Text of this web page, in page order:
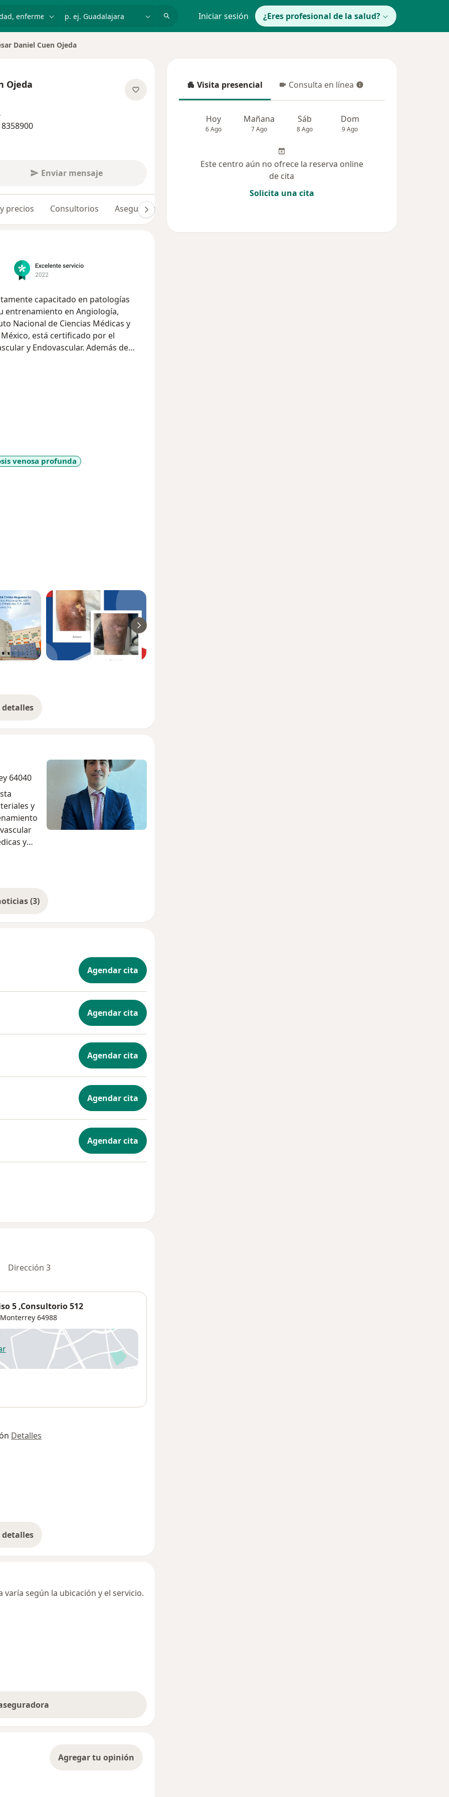
Iniciar sesión ¿Eres profesional de la salud?
de ciudad
Daniel Cuen Ojeda
Ojeda
Enviar mensaje
precios Consultorios Aseguradoras
capacitado en patologías
entrenamiento en Angiología,
Nacional de Ciencias Médicas y
está certificado por el
y Endovascular. Además de
Panamericana.
el extranjero, el primero de ellos en
avalado por la Universidad
avanzado de heridas y pie
de Toronto.
como especialista en heridas
Wound Management, prestigiosa
venosa profunda
la experiencia
64040
y
y
de
en el
misma
Mostrar más noticias (3)
Agendar cita
Agendar cita
Agendar cita
Agendar cita
Agendar cita
Dirección 3
5 ,Consultorio 512
Monterrey 64988
en una nueva pestaña
Detalles
la dirección
según la ubicación y el servicio.
Agregar tu opinión
Visita presencial
Visita presencial Consulta en línea
Consulta en línea
Hoy
6 Ago
Mañana
7 Ago
Sáb
8 Ago
Dom
9 Ago
Este centro aún no ofrece la reserva online
de cita
Solicita una cita